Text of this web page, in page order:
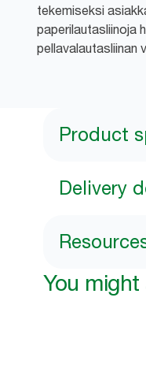
tekemiseksi
paperilautasliinoja
pellavalautasliinan
Product
Delivery
You might